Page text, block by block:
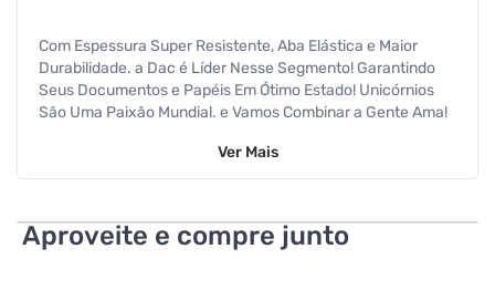
Com Espessura Super Resistente, Aba Elástica e Maior
Durabilidade. a Dac é Líder Nesse Segmento! Garantindo
Seus Documentos e Papéis Em Ótimo Estado! Unicórnios
São Uma Paixão Mundial. e Vamos Combinar a Gente Ama!
Elástica Ofício - Com Lombo de 4cm, Cor Fume - Linha
Ver Mais
Aproveite e compre junto